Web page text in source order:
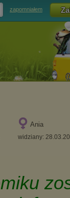
zapomniałem
Ania
widziany: